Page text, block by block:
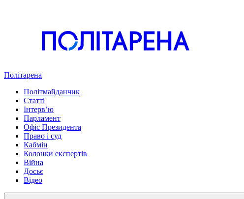
Політарена
Політмайданчик
Статті
Інтервʼю
Парламент
Офіс Президента
Право і суд
Кабмін
Колонки експертів
Війна
Досьє
Відео